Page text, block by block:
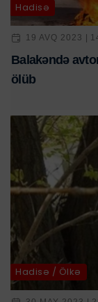
Hadisə
19 AVQ 2023 |
Balakəndə
ölüb
Hadisə / Ölkə